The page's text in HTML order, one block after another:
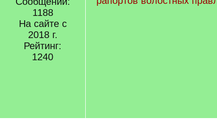
1188
На сайте с
2018 г.
Рейтинг:
1240